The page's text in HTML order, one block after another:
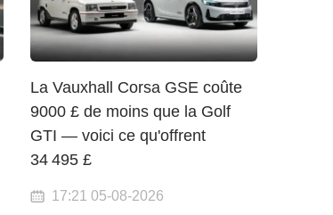
La Vauxhall Corsa GSE coûte
9000 £ de moins que la Golf
GTI — voici ce qu'offrent
34 495 £
17:21 05-08-2026